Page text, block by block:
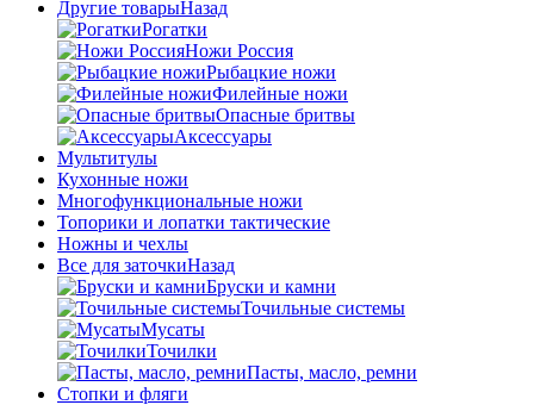
Другие товарыНазад
Рогатки
Ножи Россия
Рыбацкие ножи
Филейные ножи
Опасные бритвы
Аксессуары
Мультитулы
Кухонные ножи
Многофункциональные ножи
Топорики и лопатки тактические
Ножны и чехлы
Все для заточкиНазад
Бруски и камни
Точильные системы
Мусаты
Точилки
Пасты, масло, ремни
Стопки и фляги